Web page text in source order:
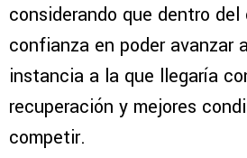
considerando que dentro
confianza en poder avanzar
instancia a la que llegaría
recuperación y mejores
competir.